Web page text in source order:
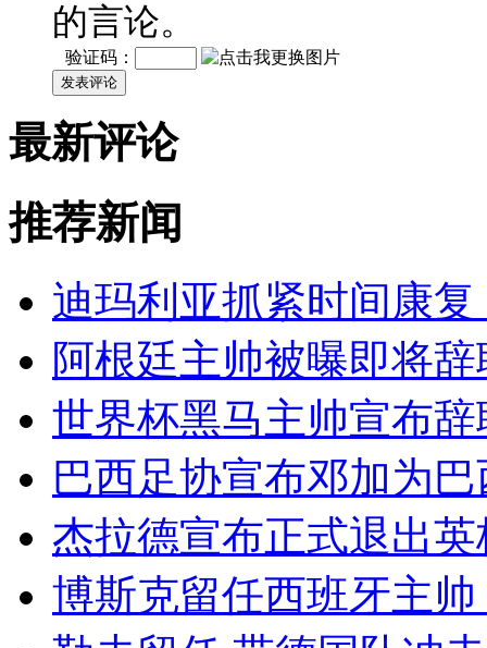
的言论。
验证码：
发表评论
最新评论
推荐新闻
迪玛利亚抓紧时间康
阿根廷主帅被曝即将
世界杯黑马主帅宣布辞
巴西足协宣布邓加为
杰拉德宣布正式退出
博斯克留任西班牙主